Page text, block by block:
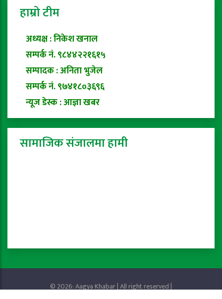
हाम्रो टीम
अध्यक्ष : निकेश खनाल
सम्पर्क नं. ९८४४२२१६१५
सम्पादक : अनिता भुजेल
सम्पर्क नं. ९७४१८०३६९६
न्यूज डेस्क : आज्ञा खबर
सामाजिक संजालमा हामी
© 2026: Aagya Khabar | All right reserved |